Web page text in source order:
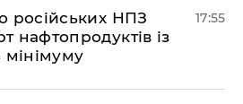
російських НПЗ
нафтопродуктів із
мінімуму
17:55